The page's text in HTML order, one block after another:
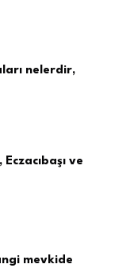
nelerdir,
ve
mevkide